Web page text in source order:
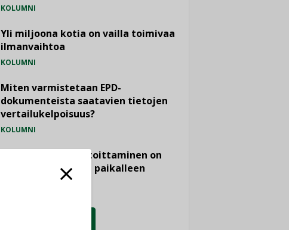
KOLUMNI
Yli miljoona kotia on vailla toimivaa
ilmanvaihtoa
KOLUMNI
Miten varmistetaan EPD-
dokumenteista saatavien tietojen
vertailukelpoisuus?
KOLUMNI
Vesi- ja viemärimitoittaminen on
jämähtänyt ajassa paikalleen